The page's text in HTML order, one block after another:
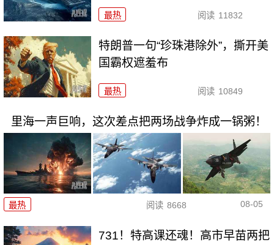
最热 阅读 11832
特朗普一句“珍珠港除外”，撕开美
国霸权遮羞布
最热 阅读 10849
里海一声巨响，这次差点把两场战争炸成一锅粥！
最热 阅读 8668 08-05
731！特高课还魂！高市早苗两把